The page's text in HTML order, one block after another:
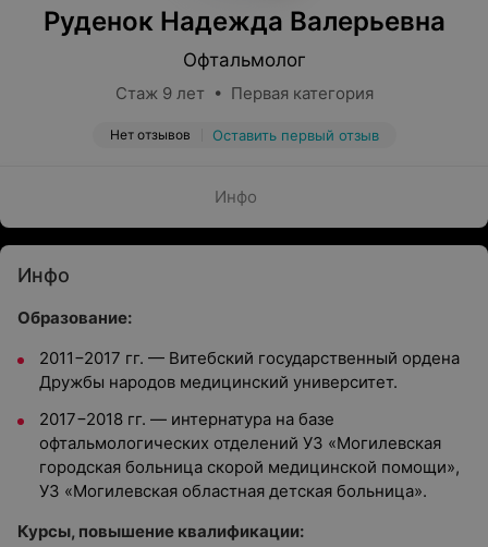
Руденок Надежда Валерьевна
Офтальмолог
Стаж 9 лет • Первая категория
Нет отзывов Оставить первый отзыв
Инфо
Инфо
Образование:
2011−2017 гг. — Витебский государственный ордена
Дружбы народов медицинский университет.
2017−2018 гг. — интернатура на базе
офтальмологических отделений УЗ «Могилевская
городская больница скорой медицинской помощи»,
УЗ «Могилевская областная детская больница».
Курсы, повышение квалификации: